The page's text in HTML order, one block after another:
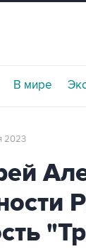
В мире
2023